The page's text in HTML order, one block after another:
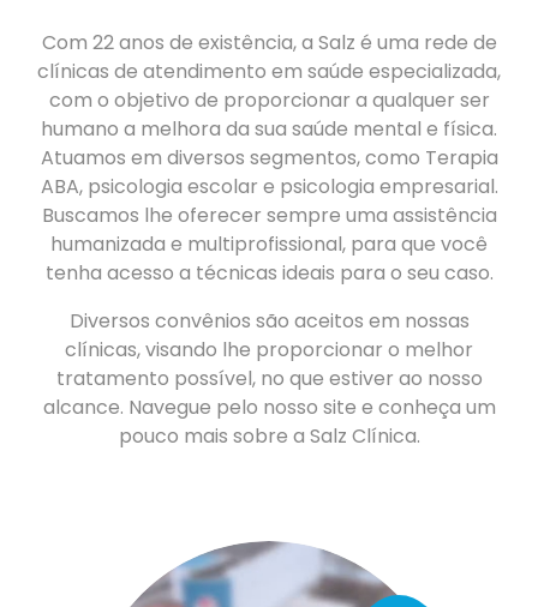
Com 22 anos de existência, a Salz é uma rede de
clínicas de atendimento em saúde especializada,
com o objetivo de proporcionar a qualquer ser
humano a melhora da sua saúde mental e física.
Atuamos em diversos segmentos, como Terapia
ABA, psicologia escolar e psicologia empresarial.
Buscamos lhe oferecer sempre uma assistência
humanizada e multiprofissional, para que você
tenha acesso a técnicas ideais para o seu caso.
Diversos convênios são aceitos em nossas
clínicas, visando lhe proporcionar o melhor
tratamento possível, no que estiver ao nosso
alcance. Navegue pelo nosso site e conheça um
pouco mais sobre a Salz Clínica.